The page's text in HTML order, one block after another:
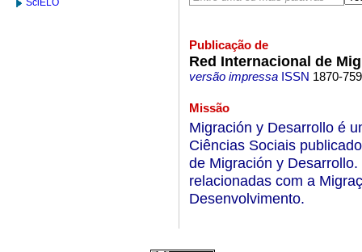
SciELO
Publicação de
Red Internacional de
versão impressaISSN 1870-
Missão
Migración y Desarrollo é
Ciências Sociais
de Migración y
relacionadas com a
Desenvolvimento.